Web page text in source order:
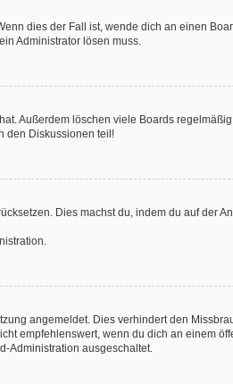
dies der Fall ist, wende dich an einen
Administrator lösen muss.
Außerdem löschen viele Boards
den Diskussionen teil!
Dies machst du, indem du auf der
angemeldet. Dies verhindert den
empfehlenswert, wenn du dich an einem
Administration ausgeschaltet.